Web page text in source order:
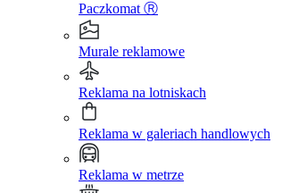
Paczkomat Ⓡ
Murale reklamowe
Reklama na lotniskach
Reklama w galeriach handlowych
Reklama w metrze